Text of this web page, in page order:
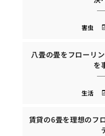
害虫
八畳の畳をフローリ
を
生活
賃貸の6畳を理想のフ